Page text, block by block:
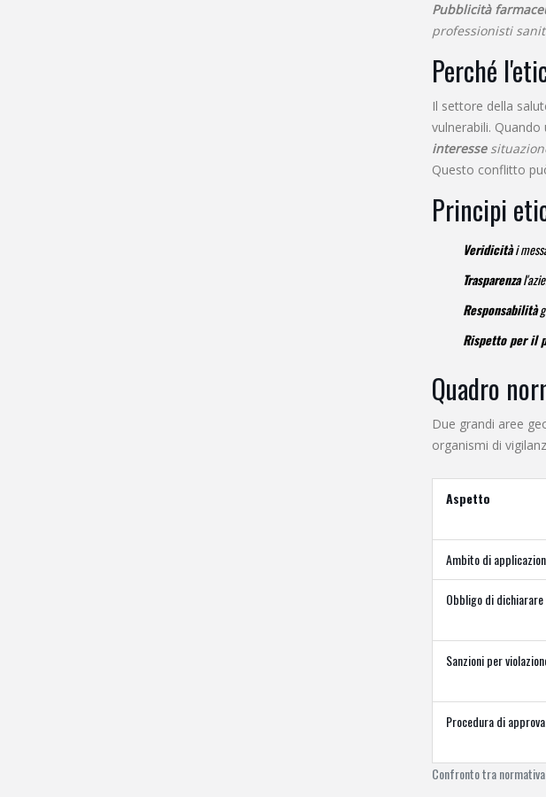
Pubblicità
professionisti
Perché
Il settore della
vulnerabili.
interesse
Questo conflitto
Principi
Veridicità i
Trasparenza
Responsabilità
Rispetto per il
Quadro
Due grandi aree
organismi di
Confronto tra
Aspetto
Ambito di
Obbligo di dichiarare
Sanzioni per
Procedura di